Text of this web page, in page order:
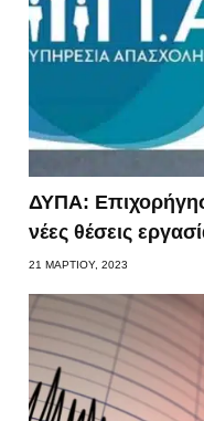
ΔΥΠΑ:
νέες θέσεις
21 ΜΑΡΤΊΟΥ, 2023